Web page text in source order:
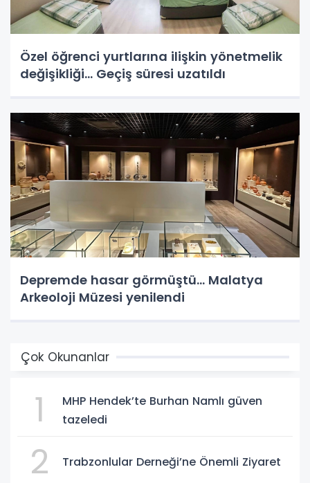
Özel öğrenci yurtlarına ilişkin yönetmelik
değişikliği... Geçiş süresi uzatıldı
Depremde hasar görmüştü... Malatya
Arkeoloji Müzesi yenilendi
Çok Okunanlar
1
MHP Hendek’te Burhan Namlı güven
tazeledi
2 Trabzonlular Derneği’ne Önemli Ziyaret